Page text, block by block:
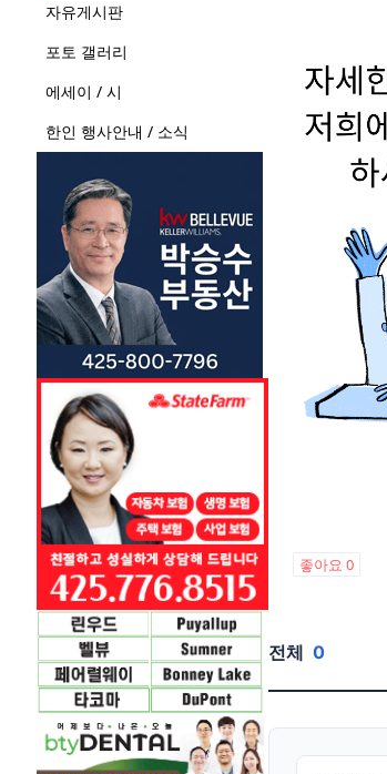
자유게시판
포토 갤러리
에세이 / 시
한인 행사안내 / 소식
좋아요 0
전체 0